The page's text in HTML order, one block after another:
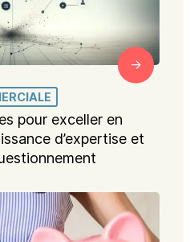
pour exceller en
d’expertise et